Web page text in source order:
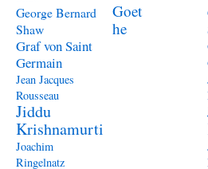
George Bernard
Shaw
Goet
he
Graf von Saint
Germain
Jean Jacques
Rousseau
Jiddu
Krishnamurti
Joachim
Ringelnatz